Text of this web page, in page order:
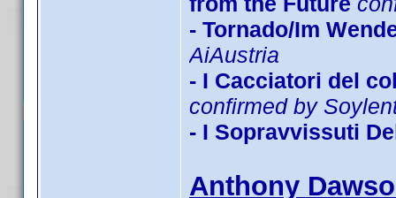
- Tornado/Im
AiAustria
- I Cacciatori del
confirmed by
- I Sopravvissuti
Anthony